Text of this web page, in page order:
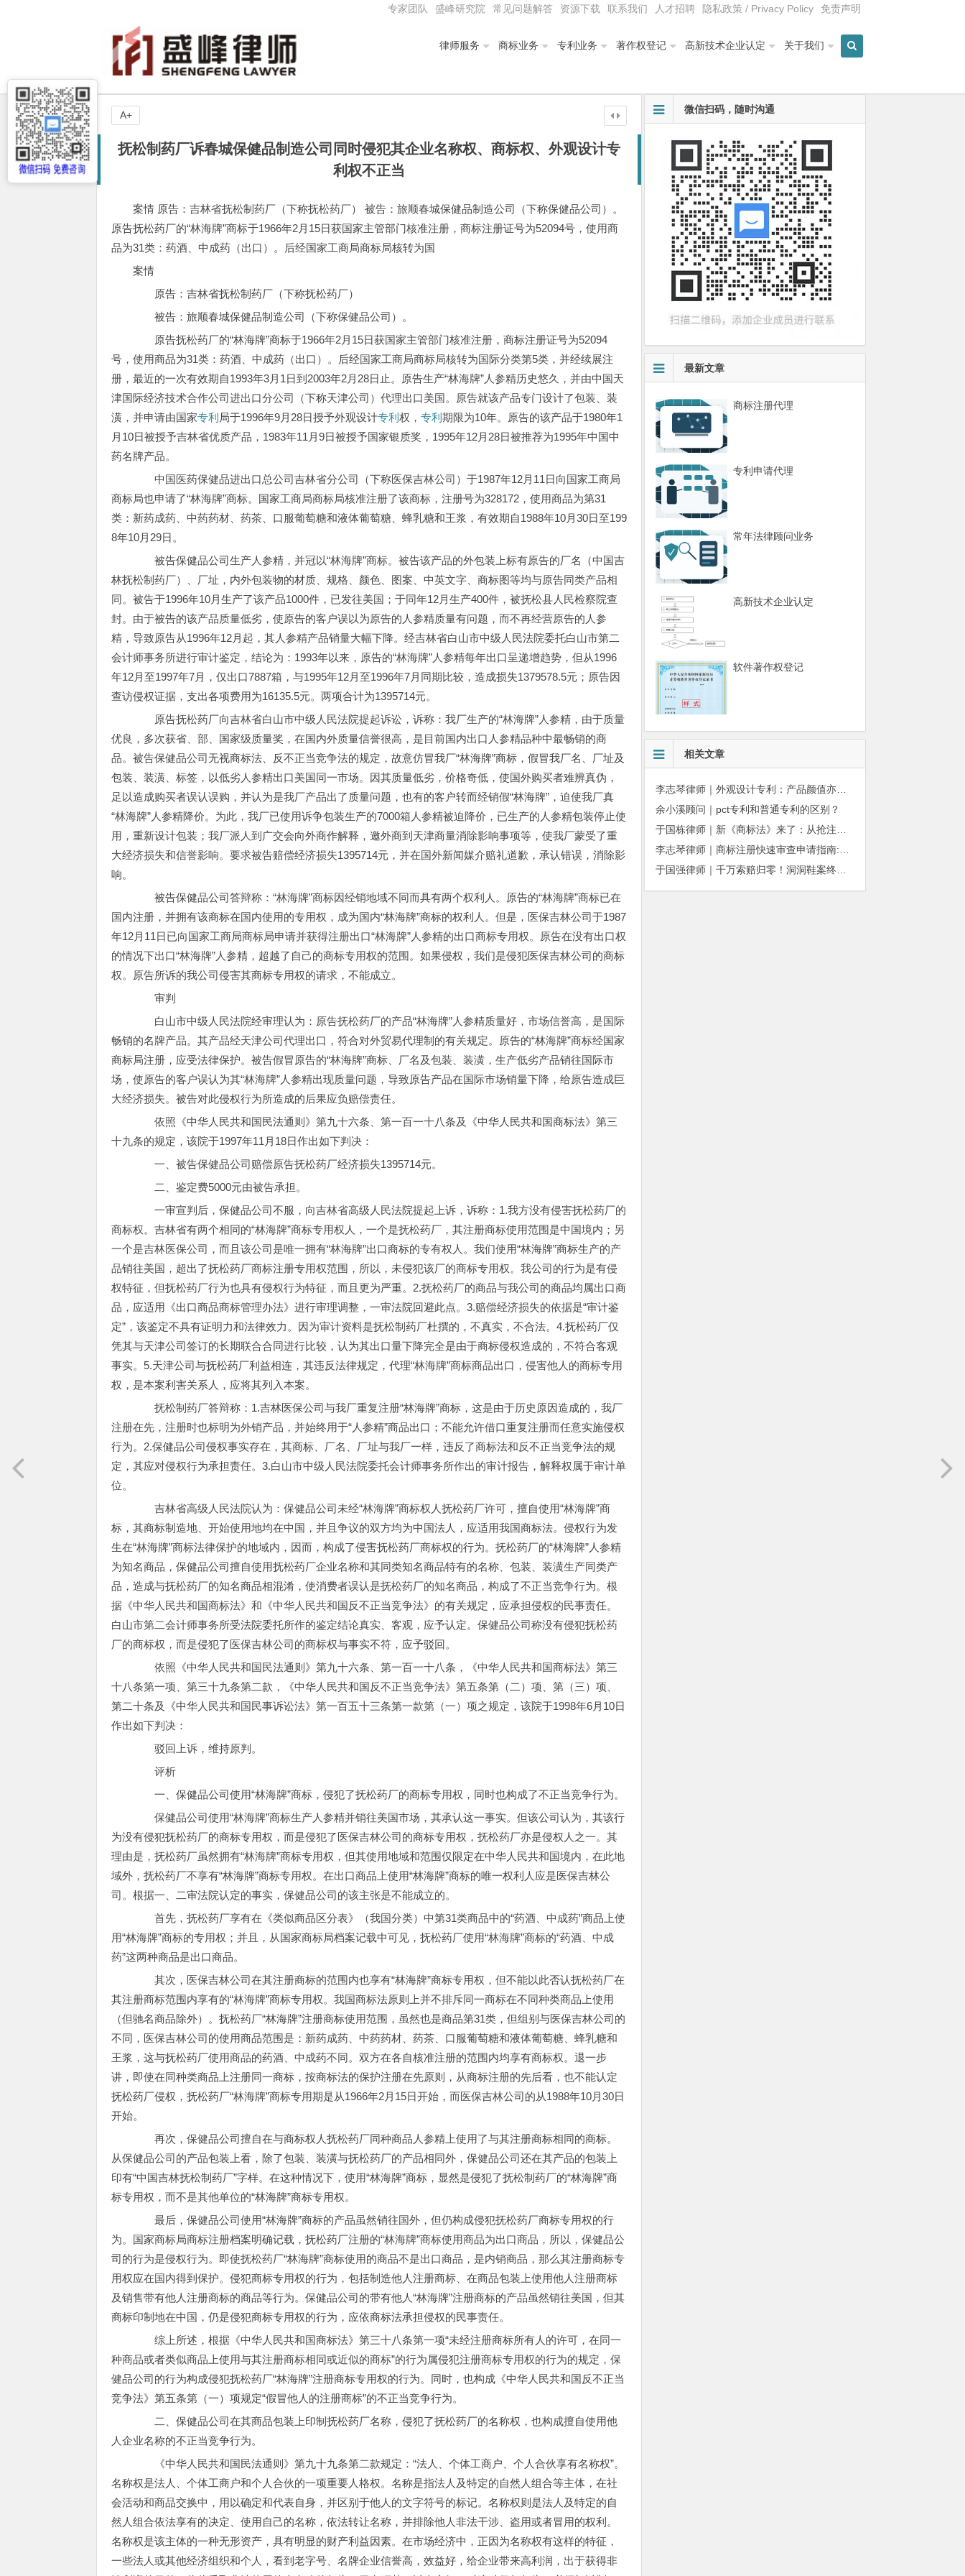
专家团队 盛峰研究院 常见问题解答 资源下载 联系我们 人才招聘 隐私政策 / Privacy Policy 免责声明
律师服务 商标业务 专利业务 著作权登记 高新技术企业认定 关于我们
抚松制药厂诉春城保健品制造公司同时侵犯其企业名称权、商标权、外观设计专
利权不正当
案情 原告：吉林省抚松制药厂（下称抚松药厂） 被告：旅顺春城保健品制造公司（下称保健品公司）。
原告抚松药厂的“林海牌”商标于1966年2月15日获国家主管部门核准注册，商标注册证号为52094号，使用商
品为31类：药酒、中成药（出口）。后经国家工商局商标局核转为国
案情
原告：吉林省抚松制药厂（下称抚松药厂）
被告：旅顺春城保健品制造公司（下称保健品公司）。
原告抚松药厂的“林海牌”商标于1966年2月15日获国家主管部门核准注册，商标注册证号为52094
号，使用商品为31类：药酒、中成药（出口）。后经国家工商局商标局核转为国际分类第5类，并经续展注
册，最近的一次有效期自1993年3月1日到2003年2月28日止。原告生产“林海牌”人参精历史悠久，并由中国天
津国际经济技术合作公司进出口分公司（下称天津公司）代理出口美国。原告就该产品专门设计了包装、装
潢，并申请由国家专利 局于1996年9月28日授予外观设计专利权，专利期限为10年。原告的该产品于1980年1
月10日被授予吉林省优质产品，1983年11月9日被授予国家银质奖，1995年12月28日被推荐为1995年中国中
药名牌产品。
中国医药保健品进出口总公司吉林省分公司（下称医保吉林公司）于1987年12月11日向国家工商局
商标局也申请了“林海牌”商标。国家工商局商标局核准注册了该商标，注册号为328172，使用商品为第31
类：新药成药、中药药材、药茶、口服葡萄糖和液体葡萄糖、蜂乳糖和王浆，有效期自1988年10月30日至199
8年10月29日。
被告保健品公司生产人参精，并冠以“林海牌”商标。被告该产品的外包装上标有原告的厂名（中国吉
林抚松制药厂）、厂址，内外包装物的材质、规格、颜色、图案、中英文字、商标图等均与原告同类产品相
同。被告于1996年10月生产了该产品1000件，已发往美国；于同年12月生产400件，被抚松县人民检察院查
封。由于被告的该产品质量低劣，使原告的客户误以为原告的人参精质量有问题，而不再经营原告的人参
精，导致原告从1996年12月起，其人参精产品销量大幅下降。经吉林省白山市中级人民法院委托白山市第二
会计师事务所进行审计鉴定，结论为：1993年以来，原告的“林海牌”人参精每年出口呈递增趋势，但从1996
年12月至1997年7月，仅出口7887箱，与1995年12月至1996年7月同期比较，造成损失1379578.5元；原告因
查访侵权证据，支出各项费用为16135.5元。两项合计为1395714元。
原告抚松药厂向吉林省白山市中级人民法院提起诉讼，诉称：我厂生产的“林海牌”人参精，由于质量
优良，多次获省、部、国家级质量奖，在国内外质量信誉很高，是目前国内出口人参精品种中最畅销的商
品。被告保健品公司无视商标法、反不正当竞争法的规定，故意仿冒我厂“林海牌”商标，假冒我厂名、厂址及
包装、装潢、标签，以低劣人参精出口美国同一市场。因其质量低劣，价格奇低，使国外购买者难辨真伪，
足以造成购买者误认误购，并认为是我厂产品出了质量问题，也有的客户转而经销假“林海牌”，迫使我厂真
“林海牌”人参精降价。为此，我厂已使用诉争包装生产的7000箱人参精被迫降价，已生产的人参精包装停止使
用，重新设计包装；我厂派人到广交会向外商作解释，邀外商到天津商量消除影响事项等，使我厂蒙受了重
大经济损失和信誉影响。要求被告赔偿经济损失1395714元，并在国外新闻媒介赔礼道歉，承认错误，消除影
响。
被告保健品公司答辩称：“林海牌”商标因经销地域不同而具有两个权利人。原告的“林海牌”商标已在
国内注册，并拥有该商标在国内使用的专用权，成为国内“林海牌”商标的权利人。但是，医保吉林公司于1987
年12月11日已向国家工商局商标局申请并获得注册出口“林海牌”人参精的出口商标专用权。原告在没有出口权
的情况下出口“林海牌”人参精，超越了自己的商标专用权的范围。如果侵权，我们是侵犯医保吉林公司的商标
权。原告所诉的我公司侵害其商标专用权的请求，不能成立。
审判
白山市中级人民法院经审理认为：原告抚松药厂的产品“林海牌”人参精质量好，市场信誉高，是国际
畅销的名牌产品。其产品经天津公司代理出口，符合对外贸易代理制的有关规定。原告的“林海牌”商标经国家
商标局注册，应受法律保护。被告假冒原告的“林海牌”商标、厂名及包装、装潢，生产低劣产品销往国际市
场，使原告的客户误认为其“林海牌”人参精出现质量问题，导致原告产品在国际市场销量下降，给原告造成巨
大经济损失。被告对此侵权行为所造成的后果应负赔偿责任。
依照《中华人民共和国民法通则》第九十六条、第一百一十八条及《中华人民共和国商标法》第三
十九条的规定，该院于1997年11月18日作出如下判决：
一、被告保健品公司赔偿原告抚松药厂经济损失1395714元。
二、鉴定费5000元由被告承担。
一审宣判后，保健品公司不服，向吉林省高级人民法院提起上诉，诉称：1.我方没有侵害抚松药厂的
商标权。吉林省有两个相同的“林海牌”商标专用权人，一个是抚松药厂，其注册商标使用范围是中国境内；另
一个是吉林医保公司，而且该公司是唯一拥有“林海牌”出口商标的专有权人。我们使用“林海牌”商标生产的产
品销往美国，超出了抚松药厂商标注册专用权范围，所以，未侵犯该厂的商标专用权。我公司的行为是有侵
权特征，但抚松药厂行为也具有侵权行为特征，而且更为严重。2.抚松药厂的商品与我公司的商品均属出口商
品，应适用《出口商品商标管理办法》进行审理调整，一审法院回避此点。3.赔偿经济损失的依据是“审计鉴
定”，该鉴定不具有证明力和法律效力。因为审计资料是抚松制药厂杜撰的，不真实，不合法。4.抚松药厂仅
凭其与天津公司签订的长期联合合同进行比较，认为其出口量下降完全是由于商标侵权造成的，不符合客观
事实。5.天津公司与抚松药厂利益相连，其违反法律规定，代理“林海牌”商标商品出口，侵害他人的商标专用
权，是本案利害关系人，应将其列入本案。
抚松制药厂答辩称：1.吉林医保公司与我厂重复注册“林海牌”商标，这是由于历史原因造成的，我厂
注册在先，注册时也标明为外销产品，并始终用于“人参精”商品出口；不能允许借口重复注册而任意实施侵权
行为。2.保健品公司侵权事实存在，其商标、厂名、厂址与我厂一样，违反了商标法和反不正当竞争法的规
定，其应对侵权行为承担责任。3.白山市中级人民法院委托会计师事务所作出的审计报告，解释权属于审计单
位。
吉林省高级人民法院认为：保健品公司未经“林海牌”商标权人抚松药厂许可，擅自使用“林海牌”商
标，其商标制造地、开始使用地均在中国，并且争议的双方均为中国法人，应适用我国商标法。侵权行为发
生在“林海牌”商标法律保护的地域内，因而，构成了侵害抚松药厂商标权的行为。抚松药厂的“林海牌”人参精
为知名商品，保健品公司擅自使用抚松药厂企业名称和其同类知名商品特有的名称、包装、装潢生产同类产
品，造成与抚松药厂的知名商品相混淆，使消费者误认是抚松药厂的知名商品，构成了不正当竞争行为。根
据《中华人民共和国商标法》和《中华人民共和国反不正当竞争法》的有关规定，应承担侵权的民事责任。
白山市第二会计师事务所受法院委托所作的鉴定结论真实、客观，应予认定。保健品公司称没有侵犯抚松药
厂的商标权，而是侵犯了医保吉林公司的商标权与事实不符，应予驳回。
依照《中华人民共和国民法通则》第九十六条、第一百一十八条，《中华人民共和国商标法》第三
十八条第一项、第三十九条第二款，《中华人民共和国反不正当竞争法》第五条第（二）项、第（三）项、
第二十条及《中华人民共和国民事诉讼法》第一百五十三条第一款第（一）项之规定，该院于1998年6月10日
作出如下判决：
驳回上诉，维持原判。
评析
一、保健品公司使用“林海牌”商标，侵犯了抚松药厂的商标专用权，同时也构成了不正当竞争行为。
保健品公司使用“林海牌”商标生产人参精并销往美国市场，其承认这一事实。但该公司认为，其该行
为没有侵犯抚松药厂的商标专用权，而是侵犯了医保吉林公司的商标专用权，抚松药厂亦是侵权人之一。其
理由是，抚松药厂虽然拥有“林海牌”商标专用权，但其使用地域和范围仅限定在中华人民共和国境内，在此地
域外，抚松药厂不享有“林海牌”商标专用权。在出口商品上使用“林海牌”商标的唯一权利人应是医保吉林公
司。根据一、二审法院认定的事实，保健品公司的该主张是不能成立的。
首先，抚松药厂享有在《类似商品区分表》（我国分类）中第31类商品中的“药酒、中成药”商品上使
用“林海牌”商标的专用权；并且，从国家商标局档案记载中可见，抚松药厂使用“林海牌”商标的“药酒、中成
药”这两种商品是出口商品。
其次，医保吉林公司在其注册商标的范围内也享有“林海牌”商标专用权，但不能以此否认抚松药厂在
其注册商标范围内享有的“林海牌”商标专用权。我国商标法原则上并不排斥同一商标在不同种类商品上使用
（但驰名商品除外）。抚松药厂“林海牌”注册商标使用范围，虽然也是商品第31类，但组别与医保吉林公司的
不同，医保吉林公司的使用商品范围是：新药成药、中药药材、药茶、口服葡萄糖和液体葡萄糖、蜂乳糖和
王浆，这与抚松药厂使用商品的药酒、中成药不同。双方在各自核准注册的范围内均享有商标权。退一步
讲，即使在同种类商品上注册同一商标，按商标法的保护注册在先原则，从商标注册的先后看，也不能认定
抚松药厂侵权，抚松药厂“林海牌”商标专用期是从1966年2月15日开始，而医保吉林公司的从1988年10月30日
开始。
再次，保健品公司擅自在与商标权人抚松药厂同种商品人参精上使用了与其注册商标相同的商标。
从保健品公司的产品包装上看，除了包装、装潢与抚松药厂的产品相同外，保健品公司还在其产品的包装上
印有“中国吉林抚松制药厂”字样。在这种情况下，使用“林海牌”商标，显然是侵犯了抚松制药厂的“林海牌”商
标专用权，而不是其他单位的“林海牌”商标专用权。
最后，保健品公司使用“林海牌”商标的产品虽然销往国外，但仍构成侵犯抚松药厂商标专用权的行
为。国家商标局商标注册档案明确记载，抚松药厂注册的“林海牌”商标使用商品为出口商品，所以，保健品公
司的行为是侵权行为。即使抚松药厂“林海牌”商标使用的商品不是出口商品，是内销商品，那么其注册商标专
用权应在国内得到保护。侵犯商标专用权的行为，包括制造他人注册商标、在商品包装上使用他人注册商标
及销售带有他人注册商标的商品等行为。保健品公司的带有他人“林海牌”注册商标的产品虽然销往美国，但其
商标印制地在中国，仍是侵犯商标专用权的行为，应依商标法承担侵权的民事责任。
综上所述，根据《中华人民共和国商标法》第三十八条第一项“未经注册商标所有人的许可，在同一
种商品或者类似商品上使用与其注册商标相同或近似的商标”的行为属侵犯注册商标专用权的行为的规定，保
健品公司的行为构成侵犯抚松药厂“林海牌”注册商标专用权的行为。同时，也构成《中华人民共和国反不正当
竞争法》第五条第（一）项规定“假冒他人的注册商标”的不正当竞争行为。
二、保健品公司在其商品包装上印制抚松药厂名称，侵犯了抚松药厂的名称权，也构成擅自使用他
人企业名称的不正当竞争行为。
《中华人民共和国民法通则》第九十九条第二款规定：“法人、个体工商户、个人合伙享有名称权”。
名称权是法人、个体工商户和个人合伙的一项重要人格权。名称是指法人及特定的自然人组合等主体，在社
会活动和商品交换中，用以确定和代表自身，并区别于他人的文字符号的标记。名称权则是法人及特定的自
然人组合依法享有的决定、使用自己的名称，依法转让名称，并排除他人非法干涉、盗用或者冒用的权利。
名称权是该主体的一种无形资产，具有明显的财产利益因素。在市场经济中，正因为名称权有这样的特征，
一些法人或其他经济组织和个人，看到老字号、名牌企业信誉高，效益好，给企业带来高利润，出于获得非
A+ 微信扫码，随时沟通
最新文章
商标注册代理
专利申请代理
常年法律顾问业务
高新技术企业认定
软件著作权登记
相关文章
李志琴律师｜外观设计专利：产品颜值亦是企业核心商业壁垒
余小溪顾问｜pct专利和普通专利的区别？